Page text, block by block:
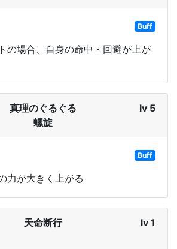
Buff
の場合、自身の命中・回避が上が
真理のぐるぐる
螺旋
lv 5
Buff
力が大きく上がる
天命断行 lv 1